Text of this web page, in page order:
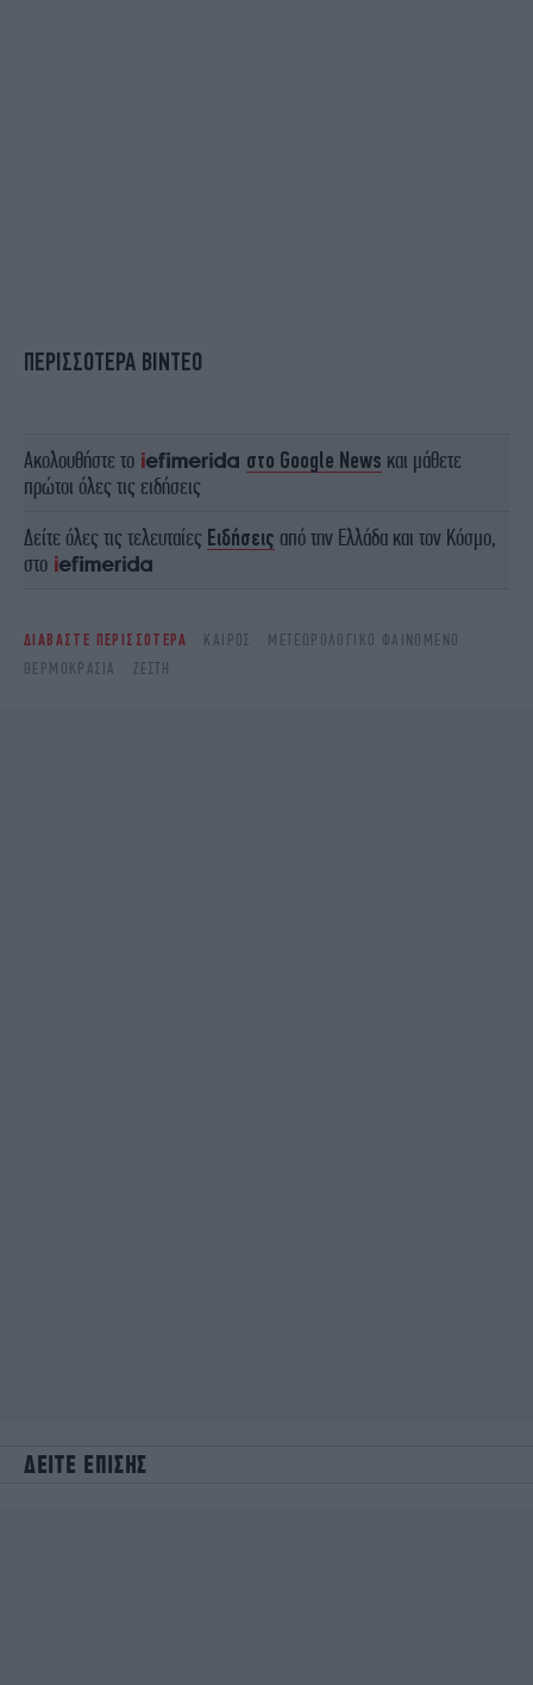
ΠΕΡΙΣΣΟΤΕΡΑ ΒΙΝΤΕΟ
Ακολουθήστε το στο Google News και μάθετε
πρώτοι όλες τις ειδήσεις
Δείτε όλες τις τελευταίες Ειδήσεις από την Ελλάδα και τον Κόσμο,
στο
ΔΙΑΒΑΣΤΕ ΠΕΡΙΣΣΟΤΕΡΑ ΚΑΙΡΌΣ
ΜΕΤΕΩΡΟΛΟΓΙΚΌ ΦΑΙΝΌΜΕΝΟ
ΘΕΡΜΟΚΡΑΣΊΑ
ΖΈΣΤΗ
ΔΕΙΤΕ ΕΠΙΣΗΣ